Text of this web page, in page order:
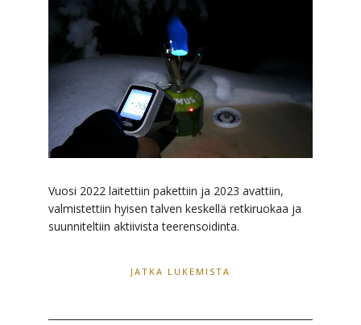
Vuosi 2022 laitettiin pakettiin ja 2023 avattiin,
valmistettiin hyisen talven keskellä retkiruokaa ja
suunniteltiin aktiivista teerensoidinta.
JATKA LUKEMISTA